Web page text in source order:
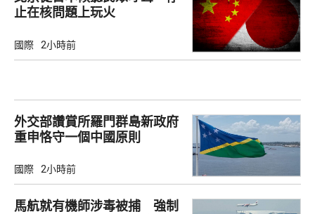
止在核問題上玩火
國際 2小時前
外交部讚賞所羅門群島新政府
重申恪守一個中國原則
國際 2小時前
馬航就有機師涉毒被捕 強制